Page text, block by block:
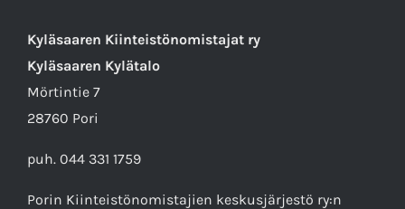
Kyläsaaren Kiinteistönomistajat ry
Kyläsaaren Kylätalo
Mörtintie 7
28760 Pori
puh. 044 331 1759
Porin Kiinteistönomistajien keskusjärjestö ry:n